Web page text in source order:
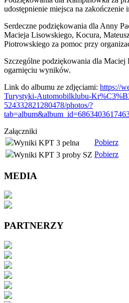
udostępnienie miejsca na zakończenie
Serdeczne podziękowania dla Anny
Macieja Lisowskiego, Kocura,
Piotrowskiego za pomoc przy
Szczególne podziękowania dla Maciej
ogarnięciu wyników.
Link do albumu ze zdjęciami: https://
Turystyki-Automobilklubu-
524332821280478/photos/?
Załączniki
Wyniki KPT 3 pelna
Pobierz
Wyniki KPT 3 proby SZ Pobierz
MEDIA
PARTNERZY